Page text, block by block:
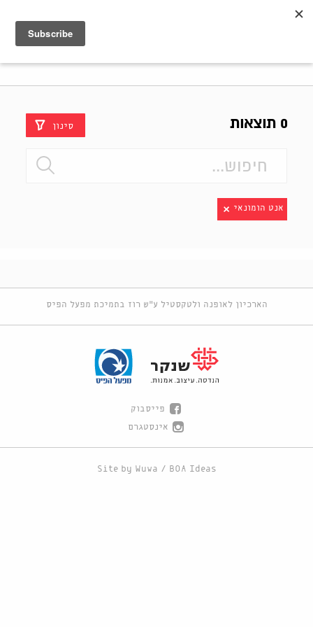
0 תוצאות סינון
אנט הומונאי
הארכיון לאופנה ולטקסטיל ע"ש רוז בתמיכת מפעל הפיס
פייסבוק
אינסטגרם
Site by Wuwa / BOA Ideas